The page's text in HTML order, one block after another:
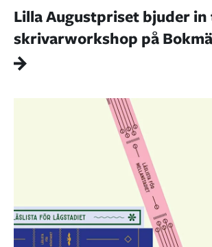
Lilla Augustpriset bjuder
skrivarworkshop på